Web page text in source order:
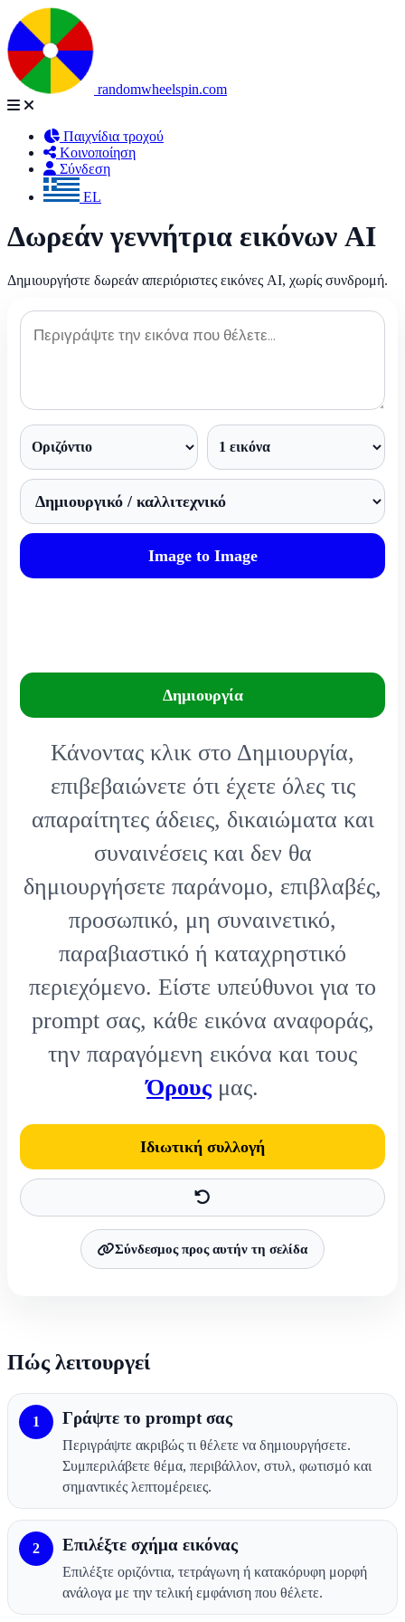
randomwheelspin.com
Παιχνίδια τροχού
Κοινοποίηση
Σύνδεση
EL
Δωρεάν γεννήτρια εικόνων AI
Δημιουργήστε δωρεάν απεριόριστες εικόνες AI, χωρίς συνδρομή.
Image to Image
Δημιουργία
Κάνοντας κλικ στο Δημιουργία,
επιβεβαιώνετε ότι έχετε όλες τις
απαραίτητες άδειες, δικαιώματα και
συναινέσεις και δεν θα
δημιουργήσετε παράνομο, επιβλαβές,
προσωπικό, μη συναινετικό,
παραβιαστικό ή καταχρηστικό
περιεχόμενο. Είστε υπεύθυνοι για το
prompt σας, κάθε εικόνα αναφοράς,
την παραγόμενη εικόνα και τους
Όρους μας.
Ιδιωτική συλλογή
Σύνδεσμος προς αυτήν τη σελίδα
Πώς λειτουργεί
1 Γράψτε το prompt σας
Περιγράψτε ακριβώς τι θέλετε να δημιουργήσετε.
Συμπεριλάβετε θέμα, περιβάλλον, στυλ, φωτισμό και
σημαντικές λεπτομέρειες.
2 Επιλέξτε σχήμα εικόνας
Επιλέξτε οριζόντια, τετράγωνη ή κατακόρυφη μορφή
ανάλογα με την τελική εμφάνιση που θέλετε.